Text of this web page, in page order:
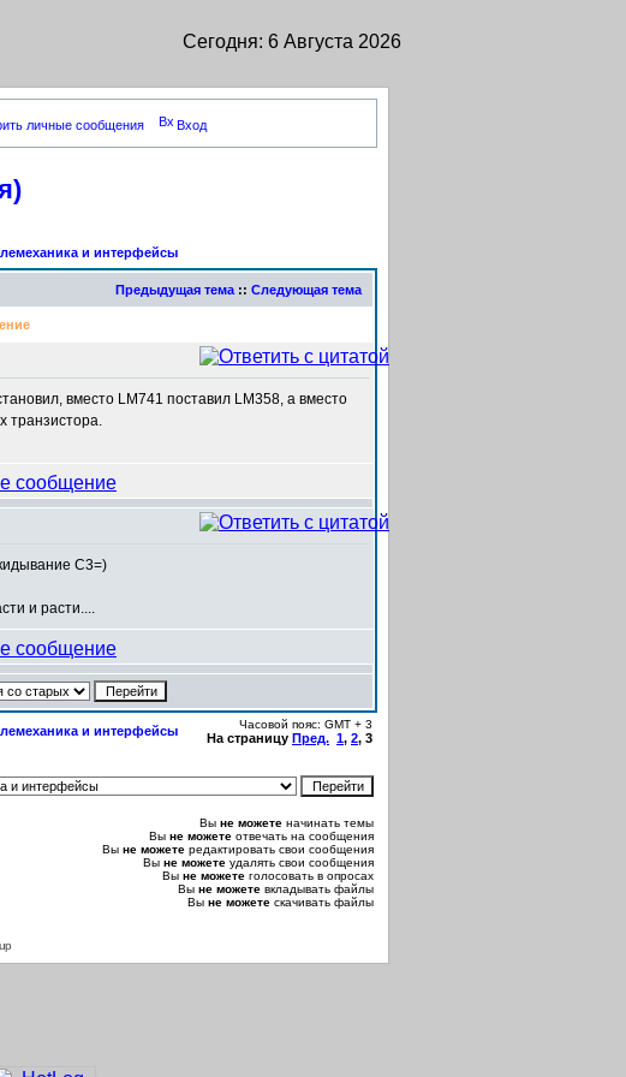
Сегодня: 6 Августа 2026
личные сообщения Вход
и интерфейсы
Предыдущая тема :: Следующая тема
вместо LM741 поставил LM358, а вместо
транзистора.
C3=)
и расти....
и интерфейсы Часовой пояс: GMT + 3
На страницу Пред. 1, 2, 3
Вы не можете начинать темы
Вы не можете отвечать на сообщения
Вы не можете редактировать свои сообщения
Вы не можете удалять свои сообщения
Вы не можете голосовать в опросах
Вы не можете вкладывать файлы
Вы не можете скачивать файлы